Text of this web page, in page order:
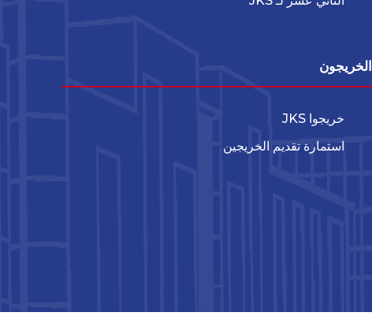
الخريجون
خريجوا JKS
استمارة تقديم الخريجين